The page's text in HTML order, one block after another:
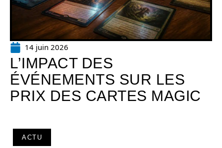
14 juin 2026
L’IMPACT DES
ÉVÉNEMENTS SUR LES
PRIX DES CARTES MAGIC
ACTU